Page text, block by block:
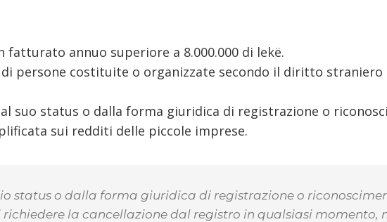
annuo superiore a 8.000.000 di lekë.
persone costituite o organizzate secondo il diritto
suo status o dalla forma giuridica di registrazione o
sui redditi delle piccole imprese.
status o dalla forma giuridica di registrazione o
la cancellazione dal registro in qualsiasi momento,